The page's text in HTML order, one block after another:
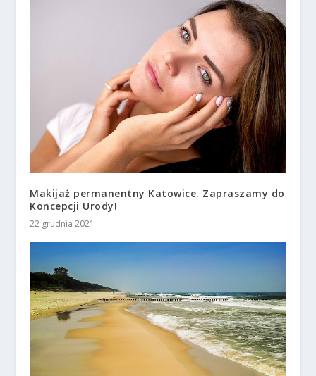
Makijaż permanentny Katowice. Zapraszamy do
Koncepcji Urody!
22 grudnia 2021